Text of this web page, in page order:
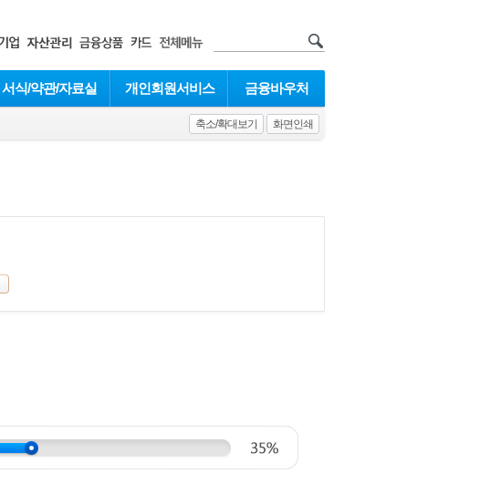
서식/약관/자료실 개인회원서비스 금융바우처
축소/확대보기 화면인쇄